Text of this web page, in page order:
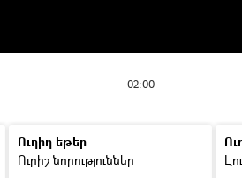
02:00
Ուղիղ եթեր
Ուրիշ նորություններ